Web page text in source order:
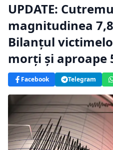
UPDATE:
magnitudinea
Bilanțul
morți și aproape
Facebook Telegram